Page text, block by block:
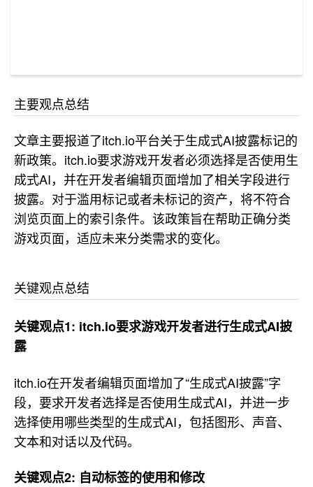
主要观点总结
文章主要报道了itch.io平台关于生成式AI披露标记的
新政策。itch.io要求游戏开发者必须选择是否使用生
成式AI，并在开发者编辑页面增加了相关字段进行
披露。对于滥用标记或者未标记的资产，将不符合
浏览页面上的索引条件。该政策旨在帮助正确分类
游戏页面，适应未来分类需求的变化。
关键观点总结
关键观点1: itch.io要求游戏开发者进行生成式AI披
露
itch.io在开发者编辑页面增加了“生成式AI披露”字
段，要求开发者选择是否使用生成式AI，并进一步
选择使用哪些类型的生成式AI，包括图形、声音、
文本和对话以及代码。
关键观点2: 自动标签的使用和修改